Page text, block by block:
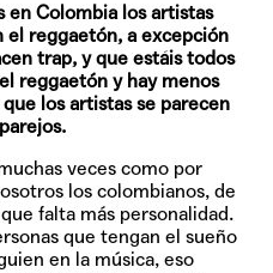
en Colombia los artistas
el reggaetón, a excepción
trap, y que estáis todos
reggaetón y hay menos
los artistas se parecen
veces como por
los colombianos, de
falta más personalidad.
que tengan el sueño
en la música, eso